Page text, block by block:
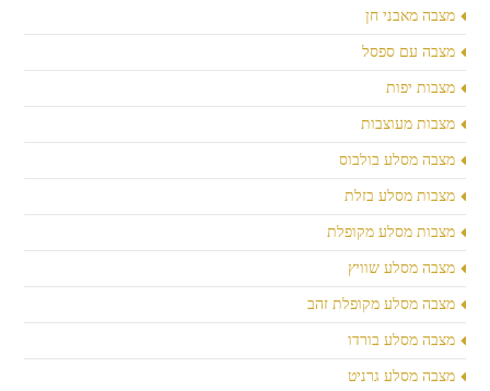
מצבה מאבני חן
מצבה עם ספסל
מצבות יפות
מצבות מעוצבות
מצבה מסלע בולבוס
מצבות מסלע בזלת
מצבות מסלע מקופלת
מצבה מסלע שוויץ
מצבה מסלע מקופלת זהב
מצבה מסלע בורדו
מצבה מסלע גרניט